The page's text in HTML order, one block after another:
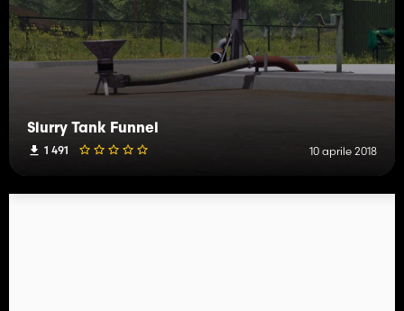
Slurry Tank Funnel
1 491 10 aprile 2018